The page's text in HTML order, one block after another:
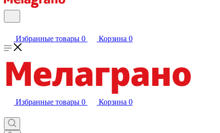
Избранные товары 0 Корзина 0
Избранные товары 0 Корзина 0